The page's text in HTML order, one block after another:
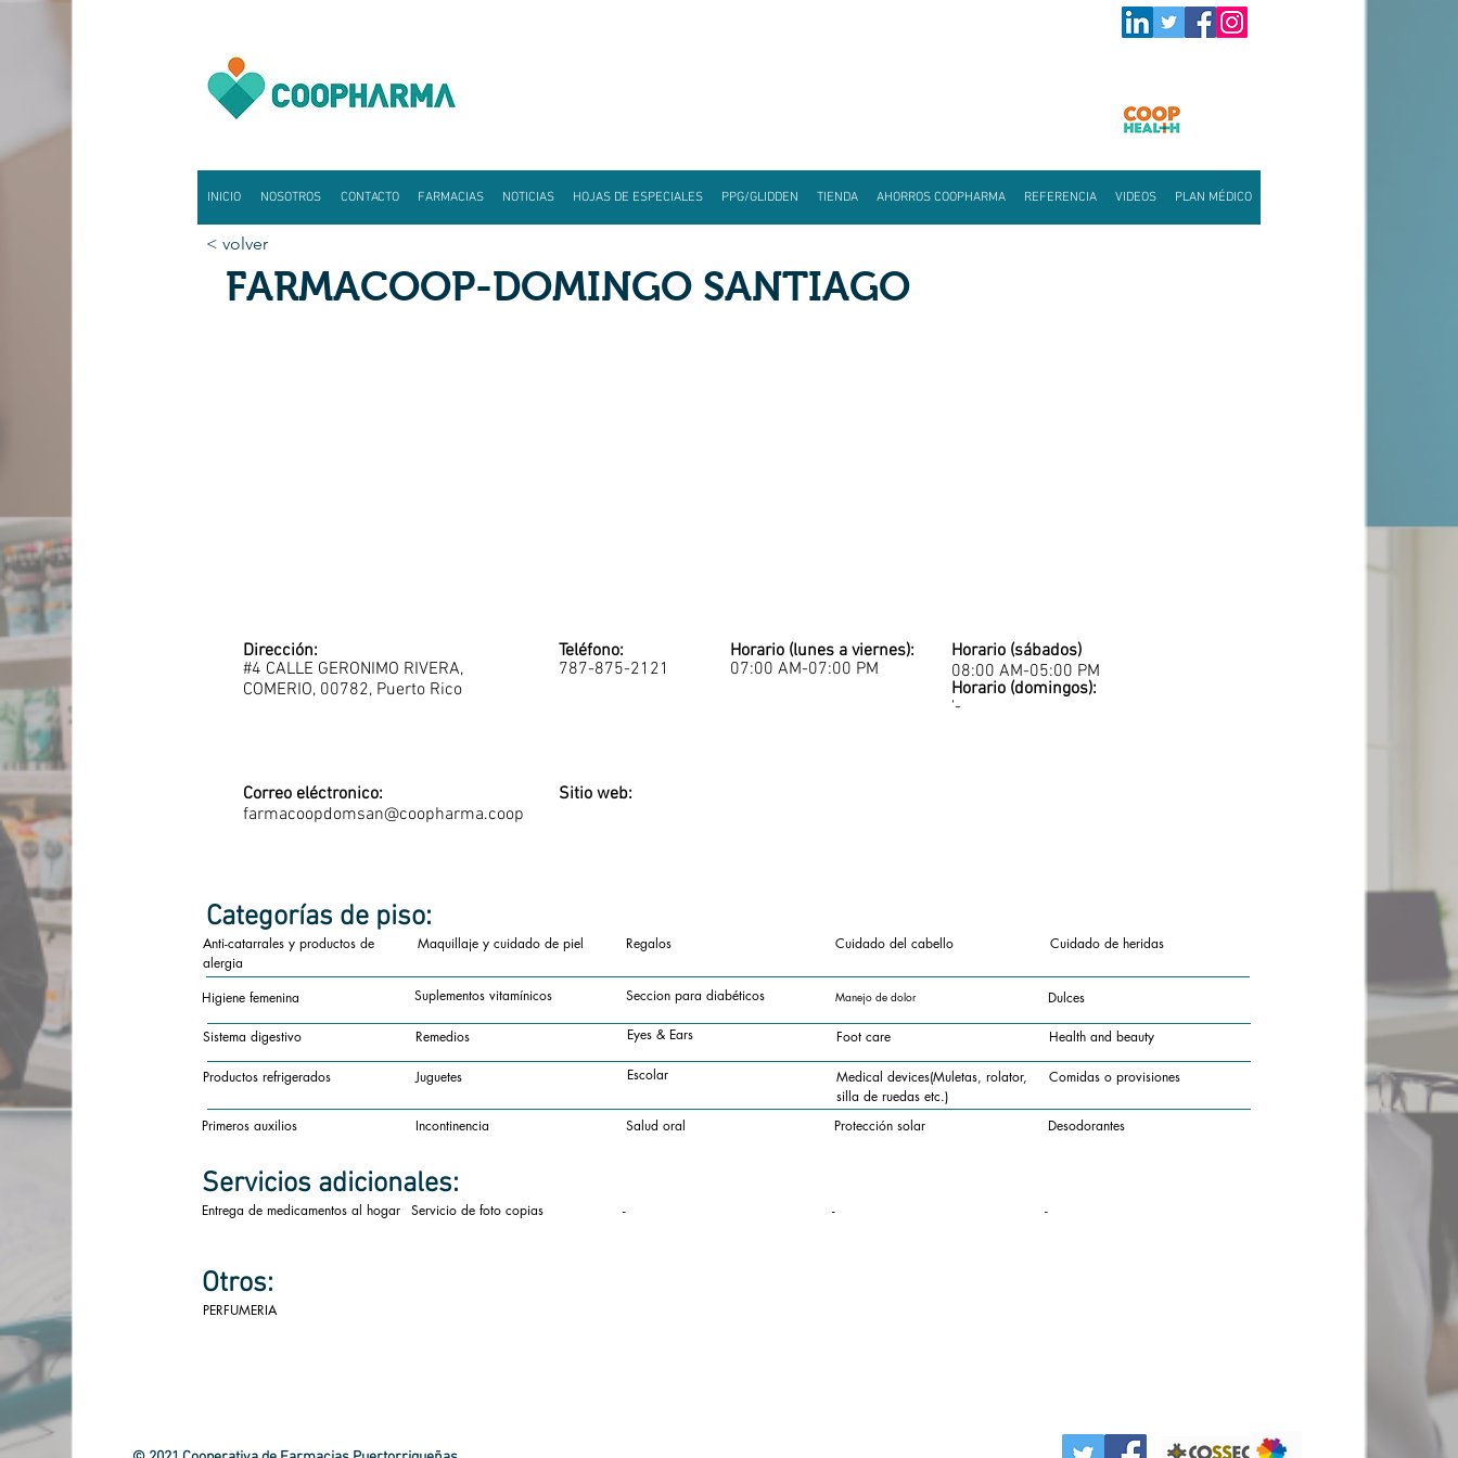
INICIO NOSOTROS CONTACTO FARMACIAS NOTICIAS HOJAS DE ESPECIALES PPG/GLIDDEN TIENDA AHORROS COOPHARMA REFERENCIA VIDEOS PLAN MÉDICO
< volver
Dirección:
#4 CALLE GERONIMO RIVERA,
COMERIO, 00782, Puerto Rico
Teléfono:
787-875-2121
Horario (lunes a viernes):
07:00 AM-07:00 PM
Horario (sábados)
08:00 AM-05:00 PM
Horario (domingos):
'-
Correo eléctronico:
farmacoopdomsan@coopharma.coop
Sitio web:
Categorías de piso:
Anti-catarrales y productos de
alergia
Maquillaje y cuidado de piel Cuidado del cabello
Regalos Cuidado de heridas
Higiene femenina Suplementos vitamínicos Manejo de dolor
Seccion para diabéticos Dulces
Sistema digestivo Remedios Foot care Health and beauty
Eyes & Ears
Productos refrigerados Juguetes
Medical devices(Muletas, rolator,
silla de ruedas etc.)
Comidas o provisiones
Escolar
Primeros auxilios Incontinencia Protección solar
Salud oral Desodorantes
Servicios adicionales:
Entrega de medicamentos al hogar Servicio de foto copias - - -
Otros:
PERFUMERIA
FARMACOOP-DOMINGO SANTIAGO